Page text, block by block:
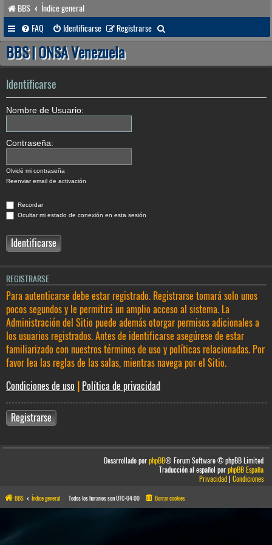
BBS
Índice general
FAQ
Identificarse Registrarse
u
a
BBS | ONSA Venezuela
Identificarse
Nombre de Usuario:
Contraseña:
Olvidé mi contraseña
Reenviar email de activación
Recordar
Ocultar mi estado de conexión en esta sesión
REGISTRARSE
Para autenticarse debe estar registrado. Registrarse tomará solo unos
pocos segundos y le permitirá un amplio acceso al sistema. La
Administración del Sitio puede además otorgar permisos adicionales a
los usuarios registrados. Antes de identificarse asegúrese de estar
familiarizado con nuestros términos de uso y políticas relacionadas. Por
favor lea las reglas de las salas, mientras navega por el Sitio.
Condiciones de uso
Política de privacidad
Registrarse
Desarrollado porphpBB® Forum Software © phpBB Limited
Traducción al español porphpBB España
Privacidad|Condiciones
BBS Índice general Todos los horarios sonUTC-04:00 Borrar cookies